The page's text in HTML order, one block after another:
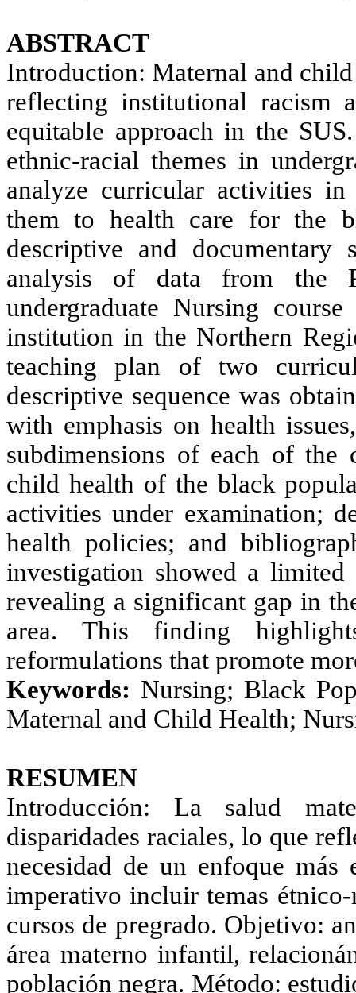
ABSTRACT
Introduction: Maternal and
reflecting institutional racism
equitable approach in the
ethnic-racial themes in
analyze curricular activities
them to health care for the
descriptive and
analysis of data from the
undergraduate Nursing
institution in the Northern
teaching plan of two
descriptive sequence was
with emphasis on health
subdimensions of each of the
child health of the black
activities under examination;
health policies; and
investigation showed a
revealing a significant gap in
area. This finding
reformulations that promote
Keywords: Nursing; Black
Maternal and Child Health;
RESUMEN
Introducción: La salud
disparidades raciales, lo que
necesidad de un enfoque
imperativo incluir temas
cursos de pregrado. Objetivo:
área materno infantil,
población negra. Método: